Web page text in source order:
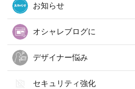
お知らせ
オシャレブログに
デザイナー悩み
セキュリティ強化